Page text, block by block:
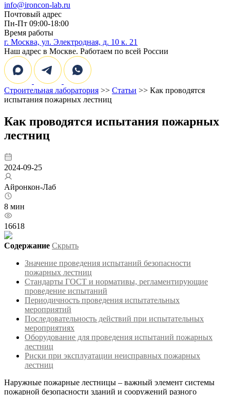
info@ironcon-lab.ru
Почтовый адрес
Пн-Пт 09:00-18:00
Время работы
г. Москва, ул. Электродная, д. 10 к. 21
Наш адрес в Москве. Работаем по всей России
Строительная лаборатория >> Статьи >> Как проводятся
испытания пожарных лестниц
Как проводятся испытания пожарных
лестниц
2024-09-25
Айронкон-Лаб
8 мин
16618
Содержание Скрыть
Значение проведения испытаний безопасности
пожарных лестниц
Стандарты ГОСТ и нормативы, регламентирующие
проведение испытаний
Периодичность проведения испытательных
мероприятий
Последовательность действий при испытательных
мероприятиях
Оборудование для проведения испытаний пожарных
лестниц
Риски при эксплуатации неисправных пожарных
лестниц
Наружные пожарные лестницы – важный элемент системы
пожарной безопасности зданий и сооружений разного